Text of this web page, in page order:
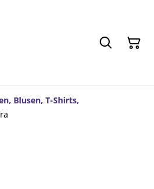
Blusen, T-Shirts,